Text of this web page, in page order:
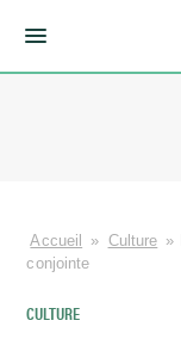
Accueil » Culture »
conjointe
CULTURE